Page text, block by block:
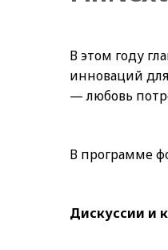
В этом году
инноваций
— любовь
В программе
Дискуссии и